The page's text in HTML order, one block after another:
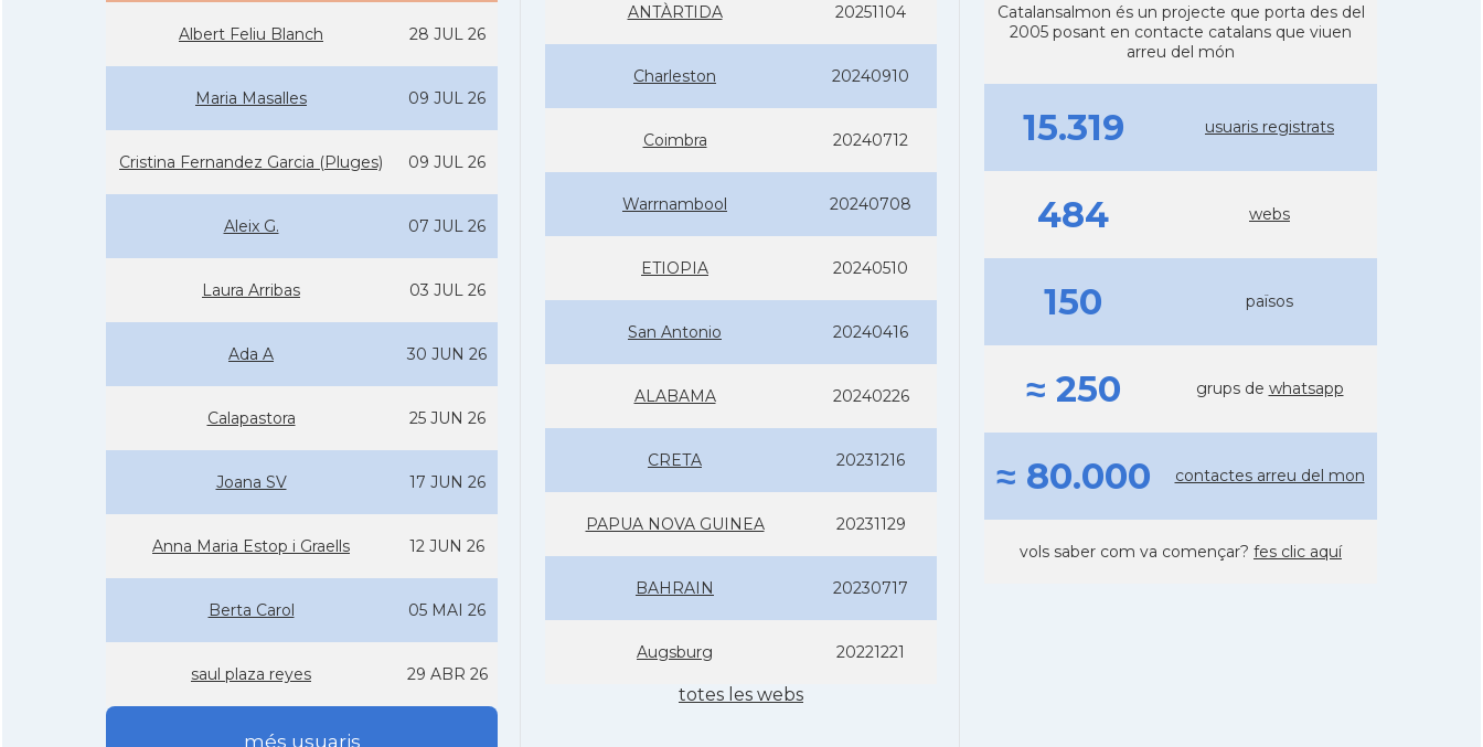
Albert Feliu Blanch 28 JUL 26
Maria Masalles 09 JUL 26
Cristina Fernandez Garcia (Pluges) 09 JUL 26
Aleix G. 07 JUL 26
Laura Arribas 03 JUL 26
Ada A 30 JUN 26
Calapastora 25 JUN 26
Joana SV 17 JUN 26
Anna Maria Estop i Graells 12 JUN 26
Berta Carol 05 MAI 26
saul plaza reyes 29 ABR 26
més usuaris
ANTÀRTIDA 20251104
Charleston 20240910
Coimbra 20240712
Warrnambool 20240708
ETIOPIA 20240510
San Antonio 20240416
ALABAMA 20240226
CRETA 20231216
PAPUA NOVA GUINEA 20231129
BAHRAIN 20230717
Augsburg 20221221
totes les webs
Catalansalmon és un projecte que porta des del
2005 posant en contacte catalans que viuen
arreu del món
15.319 usuaris registrats
484 webs
150 països
≈ 250 grups de whatsapp
≈ 80.000 contactes arreu del mon
vols saber com va començar? fes clic aquí